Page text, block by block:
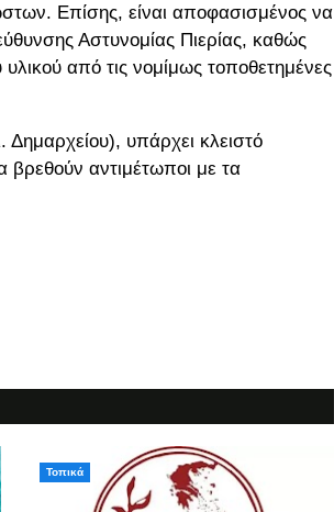
Επίσης, είναι αποφασισμένος να
Αστυνομίας Πιερίας, καθώς
από τις νομίμως τοποθετημένες
Δημαρχείου), υπάρχει κλειστό
αντιμέτωποι με τα
Τοπικά